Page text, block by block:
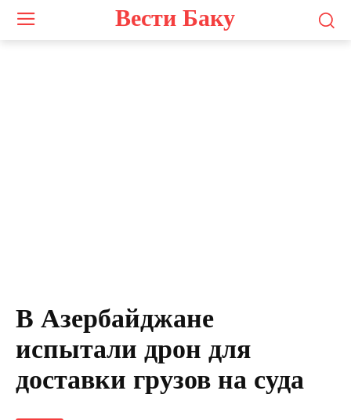
Вести Баку
В Азербайджане
испытали дрон для
доставки грузов на суда